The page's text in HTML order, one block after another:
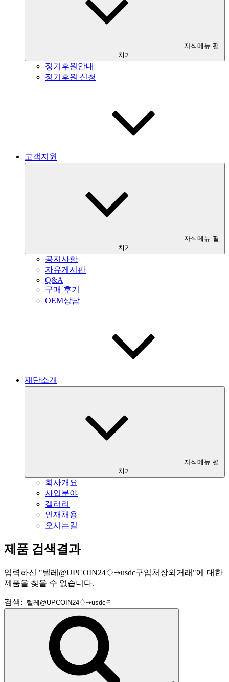
자식메뉴 펼
치기
정기후원안내
정기후원 신청
고객지원
자식메뉴 펼
치기
공지사항
자유게시판
Q&A
구매 후기
OEM상담
재단소개
자식메뉴 펼
치기
회사개요
사업분야
갤러리
인재채용
오시는길
제품 검색결과
입력하신 "텔레@UPCOIN24♢➙usdc구입처장외거래 "에 대한
제품을 찾을 수 없습니다.
검색: